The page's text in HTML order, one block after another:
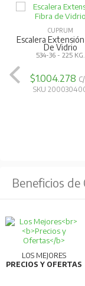
CUPRUM
Escalera
De Vidrio
534-36 - 225 KG.
$1.004.278
SKU
Beneficios
LOS MEJORES
PRECIOS Y OFERTAS